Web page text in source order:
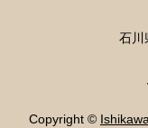
石川
Copyright ©